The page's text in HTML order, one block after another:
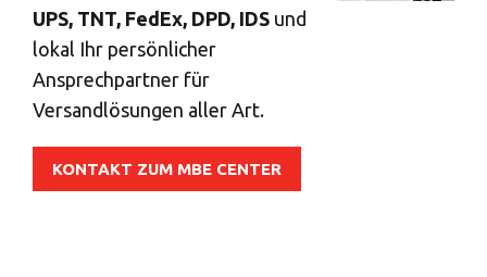
UPS, TNT, FedEx, DPD, IDS und
lokal Ihr persönlicher
Ansprechpartner für
Versandlösungen aller Art.
KONTAKT ZUM MBE CENTER